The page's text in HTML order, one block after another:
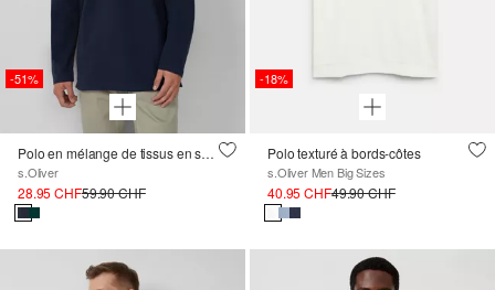
-51%
Polo en mélange de tissus en sweat léger
s.Oliver
28.95 CHF59.90 CHF
-18%
Polo texturé à bords-côtes
s.Oliver Men Big Sizes
40.95 CHF49.90 CHF